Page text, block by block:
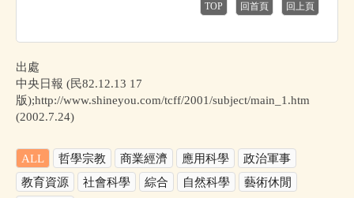
TOP 回首頁 回上頁
出處
中央日報 (民82.12.13 17
版);http://www.shineyou.com/tcff/2001/subject/main_1.htm
(2002.7.24)
ALL 哲學宗教 商業經濟 應用科學
政治軍事
教育資源
社會科學 綜合 自然科學
藝術休閒